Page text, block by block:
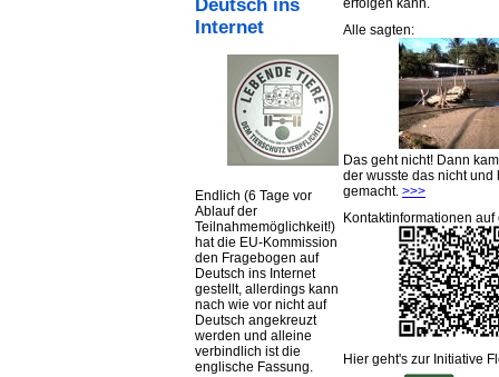
Deutsch ins
Internet
Endlich (6 Tage vor
Ablauf der
Teilnahmemöglichkeit!)
hat die EU-Kommission
den Fragebogen auf
Deutsch ins Internet
gestellt, allerdings kann
nach wie vor nicht auf
Deutsch angekreuzt
werden und alleine
verbindlich ist die
englische Fassung.
erfolgen kann.
Alle sagten:
Das geht nicht! Dann
der wusste das nicht und
gemacht. >>>
Kontaktinformationen
Hier geht's zur Initiative